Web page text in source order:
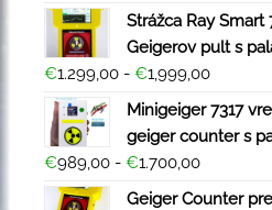
Strážca Ray Smart
Geigerov pult s
€1.299,00 - €1,999,00
Minigeiger 7317
geiger counter s
€989,00 - €1.700,00
Geiger Counter